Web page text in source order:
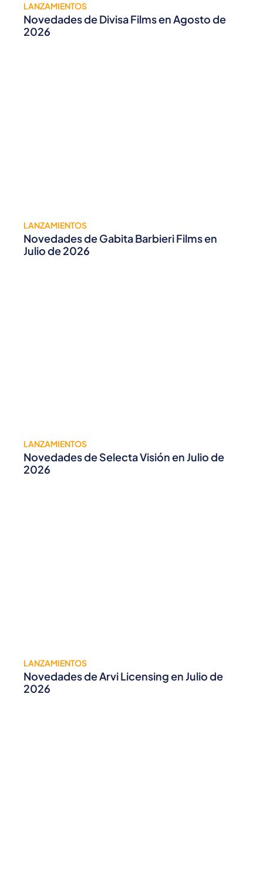
LANZAMIENTOS
Novedades de Divisa Films en Agosto de
2026
LANZAMIENTOS
Novedades de Gabita Barbieri Films en
Julio de 2026
LANZAMIENTOS
Novedades de Selecta Visión en Julio de
2026
LANZAMIENTOS
Novedades de Arvi Licensing en Julio de
2026